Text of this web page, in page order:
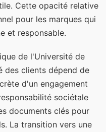
Cette opacité relative
pour les marques qui
et responsable.
de l'Université de
des clients dépend de
d'un engagement
sociétale
documents clés pour
La transition vers une